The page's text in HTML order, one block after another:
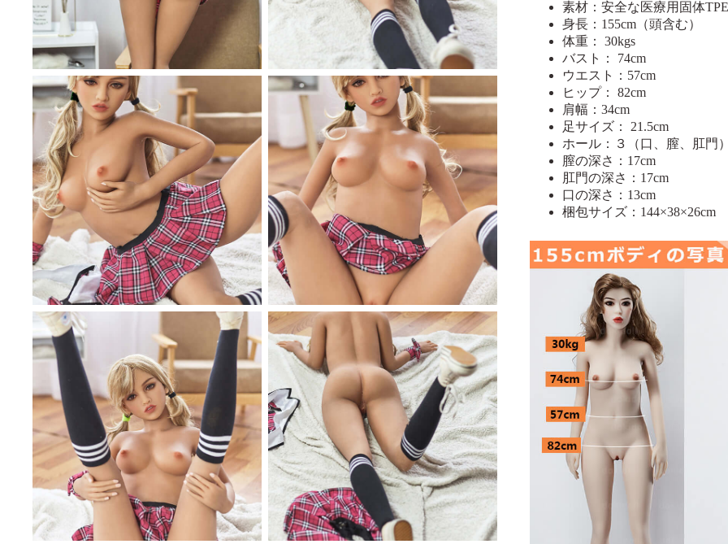
素材：安全な医療用固体
身長：155cm（頭含む）
体重： 30kgs
バスト： 74cm
ウエスト：57cm
ヒップ： 82cm
肩幅：34cm
足サイズ： 21.5cm
ホール：３（口、膣、肛門）
膣の深さ：17cm
肛門の深さ：17cm
口の深さ：13cm
梱包サイズ：144×38×26cm